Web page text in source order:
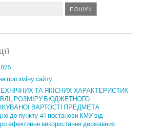
про зміну сайту
ТА ЯКІСНИХ ХАРАКТЕРИСТИК
РОЗМІРУ БЮДЖЕТНОГО
ВАРТОСТІ ПРЕДМЕТА
до пункту 41 постанови КМУ від
ефективне використання державних